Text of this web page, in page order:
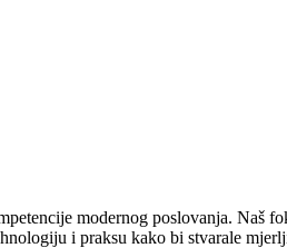
modernog poslovanja.
i praksu kako bi stvarale